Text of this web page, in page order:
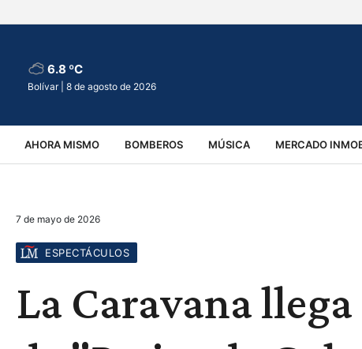
6.8 ºC
Bolívar | 8 de agosto de 2026
AHORA MISMO BOMBEROS MÚSICA MERCADO
VIRALES ACCIDENTES
7 de mayo de 2026
ESPECTÁCULOS
La Caravana